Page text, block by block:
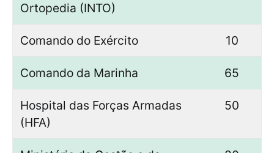
Ortopedia (INTO)
Comando do Exército 10
Comando da Marinha 65
Hospital das Forças Armadas
(HFA)
50